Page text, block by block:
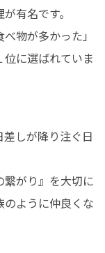
有名です。
物が多かった」
に選ばれていま
しが降り注ぐ日
がり』を大切に
ように仲良くな